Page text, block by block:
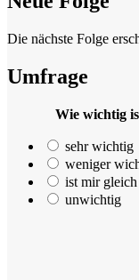
Die nächste Folge
Umfrage
Wie wichtig
sehr wichtig
weniger
ist mir gleich
unwichtig